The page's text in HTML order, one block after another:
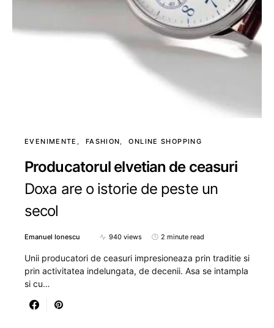
EVENIMENTE FASHION ONLINE SHOPPING
Producatorul elvetian de ceasuri
Doxa are o istorie de peste un
secol
Emanuel Ionescu 940 views 2 minute read
Unii producatori de ceasuri impresioneaza prin traditie si
prin activitatea indelungata, de decenii. Asa se intampla
si cu…